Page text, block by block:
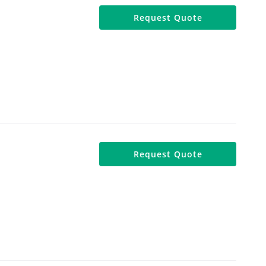
Request Quote
Request Quote